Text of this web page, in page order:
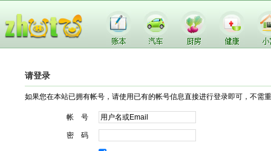
请登录
如果您在本站已拥有帐号，请使用已有的帐号信息直接进行登录即可，不需
帐 号
密 码